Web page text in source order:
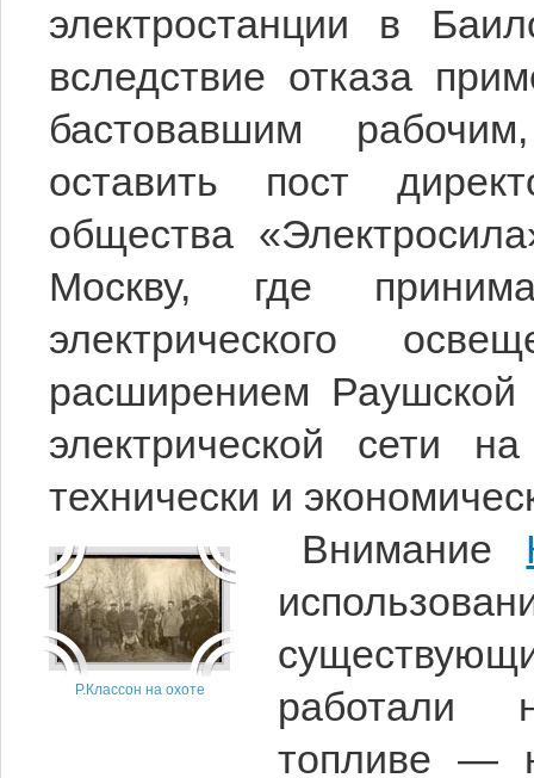
электростанции в
вследствие отказа
бастовавшим
оставить пост
общества
Москву, где
электрического
расширением Раушской
электрической сети
технически и
Р.Классон на охоте
Внимание
работали
топливе —